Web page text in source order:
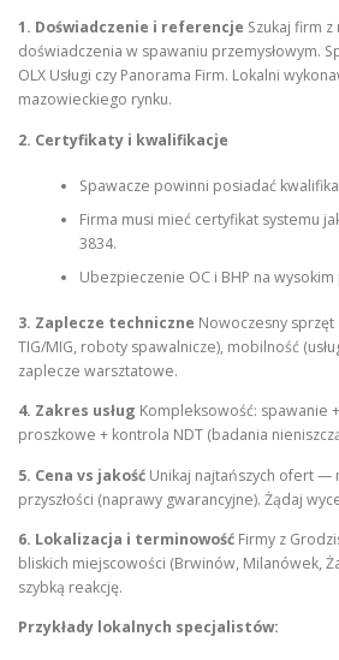
1. Doświadczenie i referencje Szukaj firm
doświadczenia w spawaniu przemysłowym.
OLX Usługi czy Panorama Firm. Lokalni
mazowieckiego rynku.
2. Certyfikaty i kwalifikacje
Spawacze powinni posiadać
Firma musi mieć certyfikat systemu
3834.
Ubezpieczenie OC i BHP na
3. Zaplecze techniczne Nowoczesny
TIG/MIG, roboty spawalnicze), mobilność
zaplecze warsztatowe.
4. Zakres usług Kompleksowość: spawanie
proszkowe + kontrola NDT (badania
5. Cena vs jakość Unikaj najtańszych ofert —
przyszłości (naprawy gwarancyjne). Żądaj
6. Lokalizacja i terminowość Firmy z
bliskich miejscowości (Brwinów, Milanówek,
szybką reakcję.
Przykłady lokalnych specjalistów: